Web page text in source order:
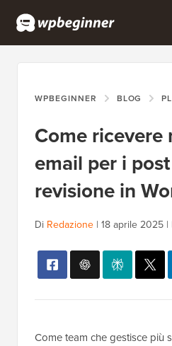
WPBEGINNER BLOG
Come
email per i
revisione in
Di Redazione | 18 aprile 2025 |
Come team che gestisce più